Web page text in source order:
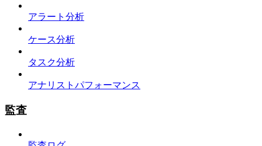
アラート分析
ケース分析
タスク分析
アナリストパフォーマンス
監査